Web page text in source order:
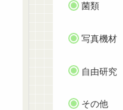
菌類
写真機材
自由研究
その他